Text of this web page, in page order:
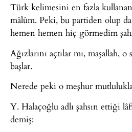
Türk kelimesini en fazla
mâlûm. Peki, bu partiden olup
hemen hemen hiç görmedim
Ağızlarını açtılar mı, maşallah,
başlar.
Nerede peki o meşhur
Y. Halaçoğlu adlı şahsın ettiği
demiş: